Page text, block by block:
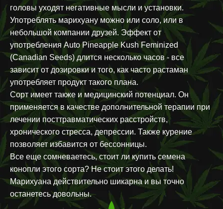
головы уходят негативные мысли и установки.
Употреблять марихуану можно или соло, или в
небольшой компании друзей. Эффект от
употребления Auto Pineapple Kush Feminized
(Canadian Seeds) длится несколько часов - все
зависит от дозировки и того, как часто растаман
употребляет продукт такого плана.
Сорт имеет также и медицинский потенциал. Он
применяется в качестве дополнительной терапии при
лечении посттравматических расстройств,
хронического стресса, депрессии. Также курение
позволяет избавится от бессонницы.
Все еще сомневаетесь, стоит ли купить семена
конопли этого сорта? Не стоит этого делать!
Марихуана действительно шикарна и вы точно
останетесь довольны.